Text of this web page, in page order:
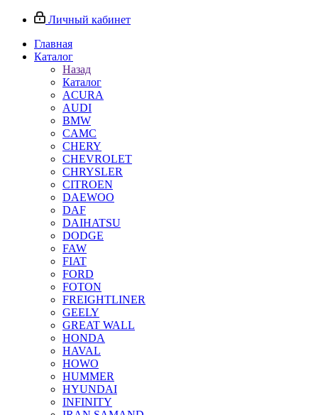
Личный кабинет
Главная
Каталог
Назад
Каталог
ACURA
AUDI
BMW
CAMC
CHERY
CHEVROLET
CHRYSLER
CITROEN
DAEWOO
DAF
DAIHATSU
DODGE
FAW
FIAT
FORD
FOTON
FREIGHTLINER
GEELY
GREAT WALL
HONDA
HAVAL
HOWO
HUMMER
HYUNDAI
INFINITY